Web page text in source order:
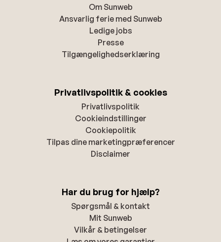
Om Sunweb
Ansvarlig ferie med Sunweb
Ledige jobs
Presse
Tilgængelighedserklæring
Privatlivspolitik & cookies
Privatlivspolitik
Cookieindstillinger
Cookiepolitik
Tilpas dine marketingpræferencer
Disclaimer
Har du brug for hjælp?
Spørgsmål & kontakt
Mit Sunweb
Vilkår & betingelser